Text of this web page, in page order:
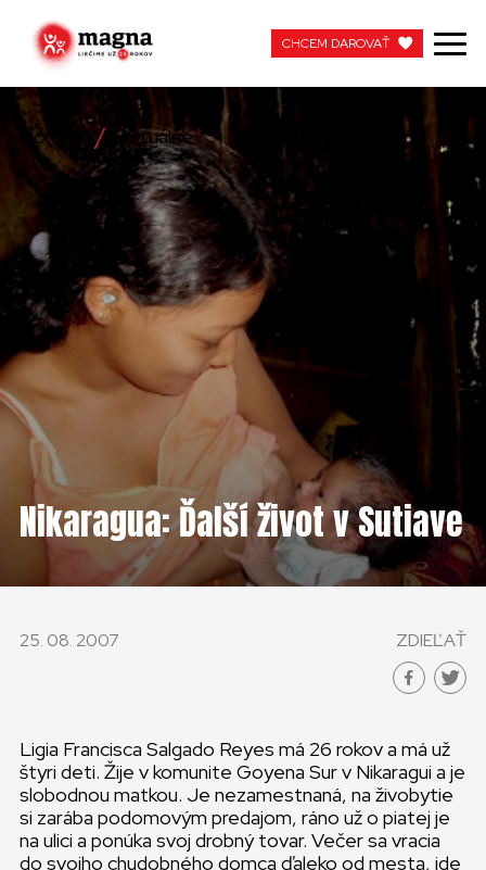
CHCEM DAROVAŤ
NAŠA PRÁCA
O NÁS
AKTUÁLNE
ZAPOJTE SA
APOTEKA + PINAKOTEKA
PRACUJTE S NAMI
KONTAKT
SLOVENSKO
CHCEM DAROVAŤ
Domov Aktuálne
Nikaragua: Ďalší život v Sutiave
25. 08. 2007 ZDIEĽAŤ
Ligia Francisca Salgado Reyes má 26 rokov a má už
štyri deti. Žije v komunite Goyena Sur v Nikaragui a je
slobodnou matkou. Je nezamestnaná, na živobytie
si zarába podomovým predajom, ráno už o piatej je
na ulici a ponúka svoj drobný tovar. Večer sa vracia
do svojho chudobného domca ďaleko od mesta, ide